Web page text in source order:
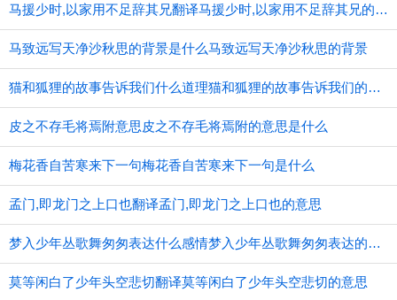
马援少时,以家用不足辞其兄翻译马援少时,以家用不足辞其兄的意思
马致远写天净沙秋思的背景是什么马致远写天净沙秋思的背景
猫和狐狸的故事告诉我们什么道理猫和狐狸的故事告诉我们的道理
皮之不存毛将焉附意思皮之不存毛将焉附的意思是什么
梅花香自苦寒来下一句梅花香自苦寒来下一句是什么
孟门,即龙门之上口也翻译孟门,即龙门之上口也的意思
梦入少年丛歌舞匆匆表达什么感情梦入少年丛歌舞匆匆表达的感情
莫等闲白了少年头空悲切翻译莫等闲白了少年头空悲切的意思